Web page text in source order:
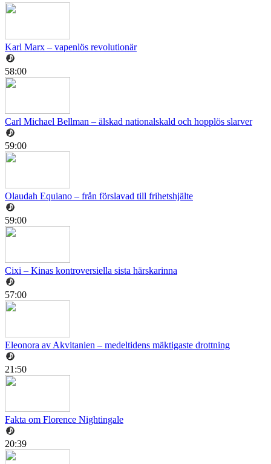
Karl Marx – vapenlös revolutionär
58:00
Carl Michael Bellman – älskad nationalskald och hopplös slarver
59:00
Olaudah Equiano – från förslavad till frihetshjälte
59:00
Cixi – Kinas kontroversiella sista härskarinna
57:00
Eleonora av Akvitanien – medeltidens mäktigaste drottning
21:50
Fakta om Florence Nightingale
20:39